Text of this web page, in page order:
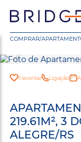
COMPRAR/
Favoritar Ligação
219.61M², 3
ALEGRE/RS